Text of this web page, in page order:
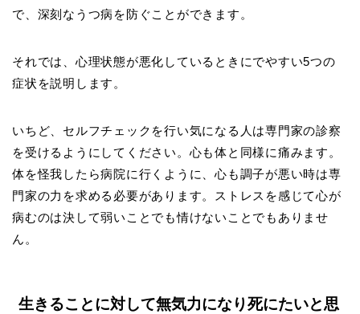
で、深刻なうつ病を防ぐことができます。
それでは、心理状態が悪化しているときにでやすい5つの
症状を説明します。
いちど、セルフチェックを行い気になる人は専門家の診察
を受けるようにしてください。心も体と同様に痛みます。
体を怪我したら病院に行くように、心も調子が悪い時は専
門家の力を求める必要があります。ストレスを感じて心が
病むのは決して弱いことでも情けないことでもありませ
ん。
生きることに対して無気力になり死にたいと思